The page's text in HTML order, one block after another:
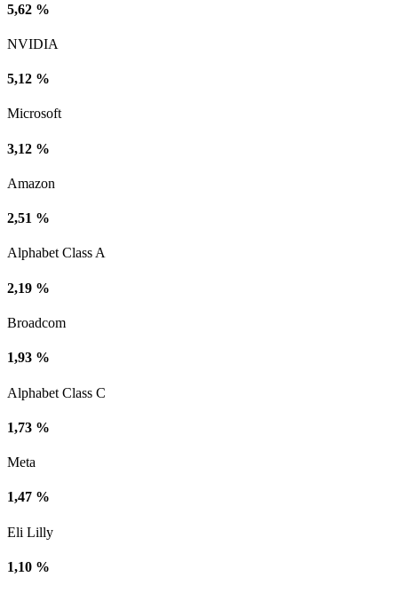
5,62 %
NVIDIA
5,12 %
Microsoft
3,12 %
Amazon
2,51 %
Alphabet Class A
2,19 %
Broadcom
1,93 %
Alphabet Class C
1,73 %
Meta
1,47 %
Eli Lilly
1,10 %